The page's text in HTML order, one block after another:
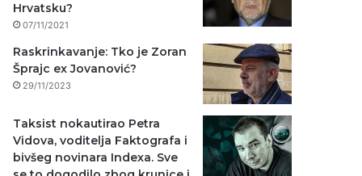
Hrvatsku?
07/11/2021
Raskrinkavanje: Tko je Zoran
Šprajc ex Jovanović?
29/11/2023
Taksist nokautirao Petra
Vidova, voditelja Faktografa i
bivšeg novinara Indexa. Sve